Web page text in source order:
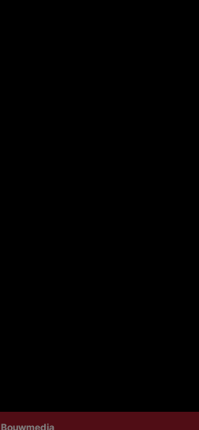
Bouwmedia